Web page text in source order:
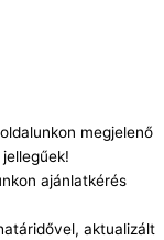
megjelenő
ajánlatkérés
aktualizált